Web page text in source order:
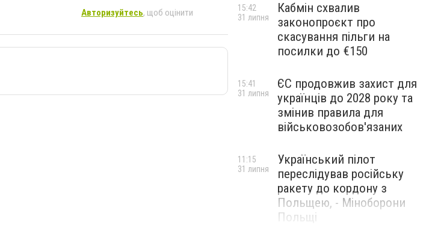
Авторизуйтесь, щоб оцінити
Кабмін схвалив
законопроєкт про
скасування пільги на
посилки до €150
15:42
31 липня
ЄС продовжив захист для
українців до 2028 року та
змінив правила для
військовозобов'язаних
15:41
31 липня
Український пілот
переслідував російську
ракету до кордону з
Польщею, - Міноборони
Польщі
11:15
31 липня